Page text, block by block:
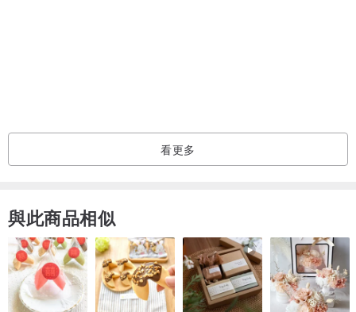
以品味美好的生活型態為起點，讓「時間」不僅僅是一根走動的指
針，更是一個有趣的生活態度。看更多
與此商品相似